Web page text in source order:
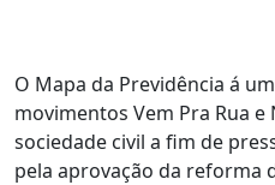
O Mapa da Previdência á
movimentos Vem Pra Rua
sociedade civil a fim de
pela aprovação da reforma